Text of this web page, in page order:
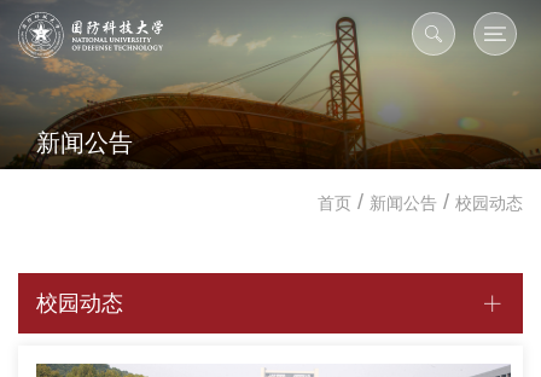
新闻公告
首页 / 新闻公告 / 校园动态
校园动态